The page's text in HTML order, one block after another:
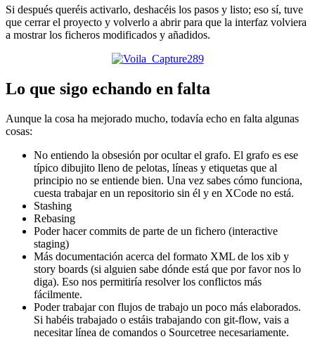
Si después queréis activarlo, deshacéis los pasos y listo; eso sí, tuve
que cerrar el proyecto y volverlo a abrir para que la interfaz volviera
a mostrar los ficheros modificados y añadidos.
Lo que sigo echando en falta
Aunque la cosa ha mejorado mucho, todavía echo en falta algunas
cosas:
No entiendo la obsesión por ocultar el grafo. El grafo es ese
típico dibujito lleno de pelotas, líneas y etiquetas que al
principio no se entiende bien. Una vez sabes cómo funciona,
cuesta trabajar en un repositorio sin él y en XCode no está.
Stashing
Rebasing
Poder hacer commits de parte de un fichero (interactive
staging)
Más documentación acerca del formato XML de los xib y
story boards (si alguien sabe dónde está que por favor nos lo
diga). Eso nos permitiría resolver los conflictos más
fácilmente.
Poder trabajar con flujos de trabajo un poco más elaborados.
Si habéis trabajado o estáis trabajando con git-flow, vais a
necesitar línea de comandos o Sourcetree necesariamente.